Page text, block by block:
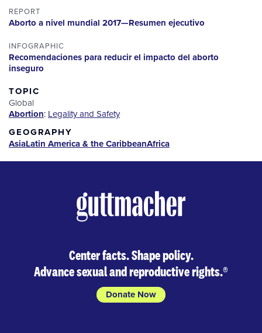
REPORT
Aborto a nivel mundial 2017—Resumen ejecutivo
INFOGRAPHIC
Recomendaciones para reducir el impacto del aborto
inseguro
TOPIC
Global
Abortion: Legality and Safety
GEOGRAPHY
AsiaLatin America & the CaribbeanAfrica
Center facts. Shape policy.
Advance sexual and reproductive rights.®
Donate Now